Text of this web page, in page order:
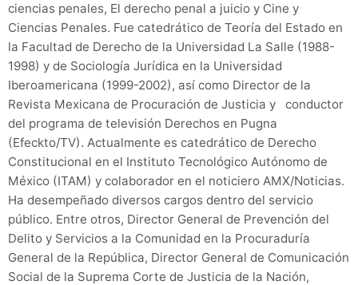
ciencias penales, El derecho penal a juicio y Cine y
Ciencias Penales. Fue catedrático de Teoría del Estado en
la Facultad de Derecho de la Universidad La Salle (1988-
1998) y de Sociología Jurídica en la Universidad
Iberoamericana (1999-2002), así como Director de la
Revista Mexicana de Procuración de Justicia y conductor
del programa de televisión Derechos en Pugna
(Efeckto/TV). Actualmente es catedrático de Derecho
Constitucional en el Instituto Tecnológico Autónomo de
México (ITAM) y colaborador en el noticiero AMX/Noticias.
Ha desempeñado diversos cargos dentro del servicio
público. Entre otros, Director General de Prevención del
Delito y Servicios a la Comunidad en la Procuraduría
General de la República, Director General de Comunicación
Social de la Suprema Corte de Justicia de la Nación,